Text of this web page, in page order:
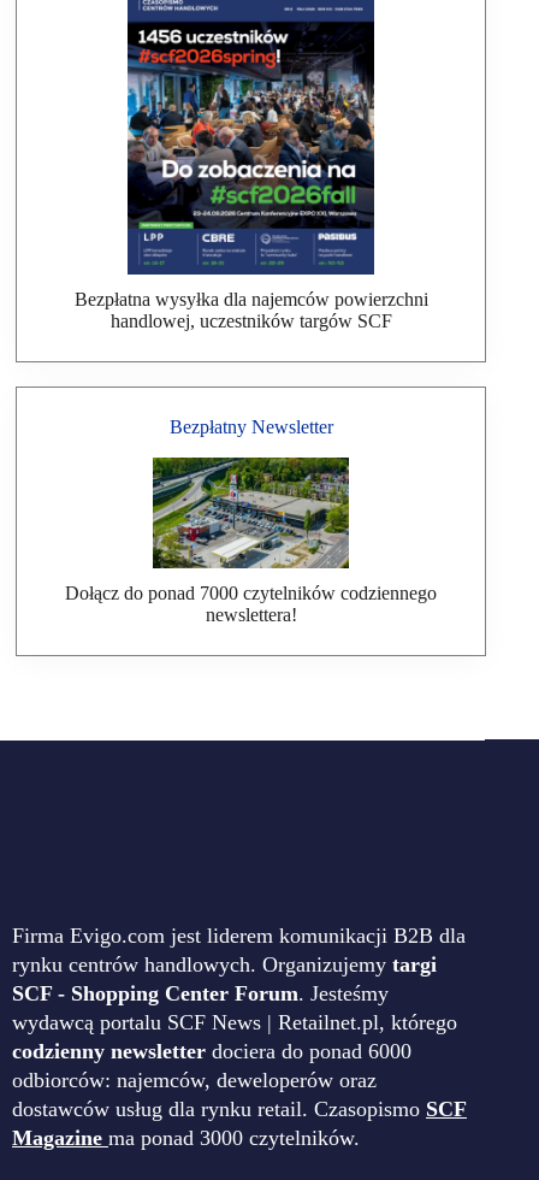
Bezpłatna wysyłka dla najemców powierzchni
handlowej, uczestników targów SCF
Bezpłatny Newsletter
Dołącz do ponad 7000 czytelników codziennego
newslettera!
Firma Evigo.com jest liderem komunikacji B2B dla
rynku centrów handlowych. Organizujemy targi
SCF - Shopping Center Forum. Jesteśmy
wydawcą portalu SCF News | Retailnet.pl, którego
codzienny newsletter dociera do ponad 6000
odbiorców: najemców, deweloperów oraz
dostawców usług dla rynku retail. Czasopismo SCF
Magazine ma ponad 3000 czytelników.